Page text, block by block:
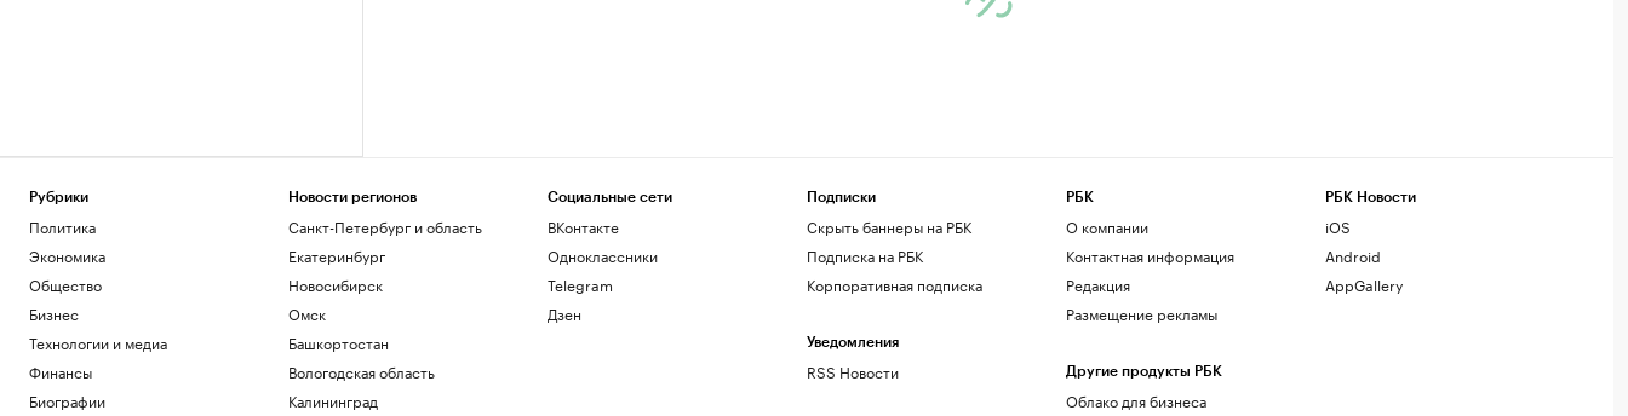
Рубрики
Политика
Экономика
Общество
Бизнес
Технологии и медиа
Финансы
Биографии
Новости регионов
Санкт-Петербург и область
Екатеринбург
Новосибирск
Омск
Башкортостан
Вологодская область
Калининград
Социальные сети
ВКонтакте
Одноклассники
Telegram
Дзен
Подписки
Скрыть баннеры на РБК
Подписка на РБК
Корпоративная подписка
Уведомления
RSS Новости
РБК
О компании
Контактная информация
Редакция
Размещение рекламы
Другие продукты РБК
Облако для бизнеса
РБК Новости
iOS
Android
AppGallery